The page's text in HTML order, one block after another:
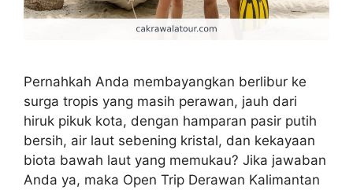
Pernahkah Anda membayangkan berlibur ke
surga tropis yang masih perawan, jauh dari
hiruk pikuk kota, dengan hamparan pasir putih
bersih, air laut sebening kristal, dan kekayaan
biota bawah laut yang memukau? Jika jawaban
Anda ya, maka Open Trip Derawan Kalimantan